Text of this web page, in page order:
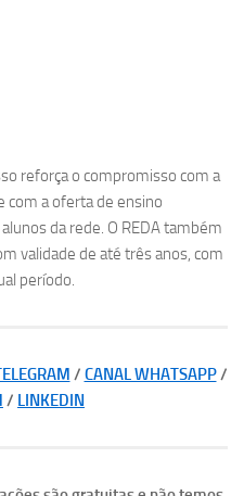
reforça o compromisso com a
com a oferta de ensino
da rede. O REDA também
validade de até três anos, com
período.
/ CANAL WHATSAPP/
/ LINKEDIN